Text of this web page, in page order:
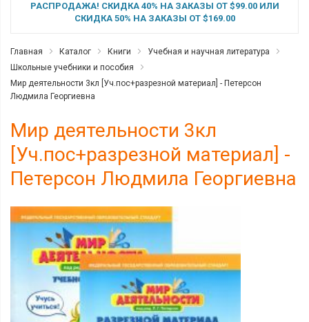
РАСПРОДАЖА! СКИДКА 40% НА ЗАКАЗЫ ОТ $99.00 ИЛИ
СКИДКА 50% НА ЗАКАЗЫ ОТ $169.00
Главная Каталог Книги
Учебная и научная литература
Школьные учебники и пособия
Мир деятельности 3кл [Уч.пос+разрезной материал] - Петерсон
Людмила Георгиевна
Мир деятельности 3кл
[Уч.пос+разрезной материал] -
Петерсон Людмила Георгиевна